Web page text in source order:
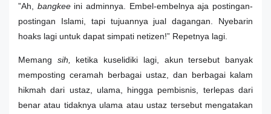
”Ah, bangkeeini adminnya. Embel-embelnya aja postingan-
postingan Islami, tapi tujuannya jual dagangan. Nyebarin
hoaks lagi untuk dapat simpati netizen!” Repetnya lagi.
Memang sih,
ketika kuselidiki lagi, akun tersebut banyak
memposting ceramah berbagai ustaz, dan berbagai kalam
hikmah dari ustaz, ulama, hingga pembisnis, terlepas dari
benar atau tidaknya ulama atau ustaz tersebut mengatakan